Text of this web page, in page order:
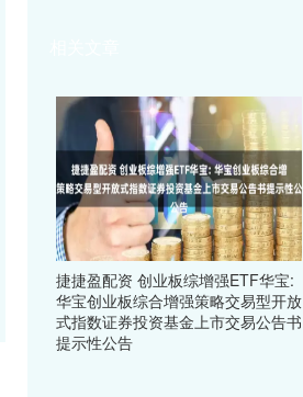
捷捷盈配资 创业板综增强ETF华宝:
华宝创业板综合增强策略交易型开放
式指数证券投资基金上市交易公告书
提示性公告